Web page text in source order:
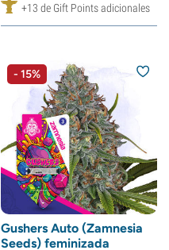
+13 de Gift Points adicionales
- 15%
Gushers Auto (Zamnesia
Seeds) feminizada